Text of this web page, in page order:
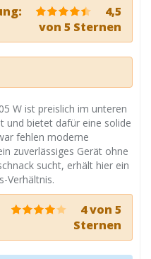
4,5
von 5 Sternen
W ist preislich im unteren
und bietet dafür eine solide
fehlen moderne
zuverlässiges Gerät ohne
sucht, erhält hier ein
Verhältnis.
4 von 5
Sternen